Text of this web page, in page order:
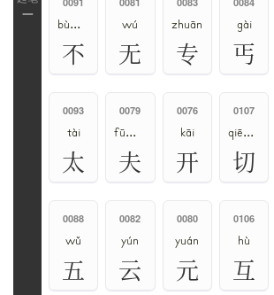
一
bù、fǒu
不
wú
无
zhuān
专
gài
丐
0093
tài
太
0079
fū、fú
夫
0076
kāi
开
0107
qiē、qiè
切
0088
wǔ
五
0082
yún
云
0080
yuán
元
0106
hù
互